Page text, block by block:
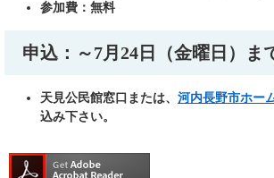
参加費：無料
申込：～7月24日（金曜日）ま
天見公民館窓口または、 河内長野市ホー
込み下さい。